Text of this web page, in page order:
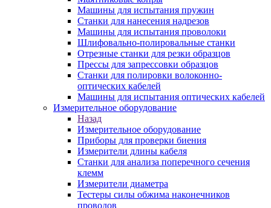
Машины для испытания пружин
Станки для нанесения надрезов
Машины для испытания проволоки
Шлифовально-полировальные станки
Отрезные станки для резки образцов
Прессы для запрессовки образцов
Станки для полировки волоконно-
оптических кабелей
Машины для испытания оптических кабелей
Измерительное оборудование
Назад
Измерительное оборудование
Приборы для проверки биения
Измерители длины кабеля
Станки для анализа поперечного сечения
клемм
Измерители диаметра
Тестеры силы обжима наконечников
проводов